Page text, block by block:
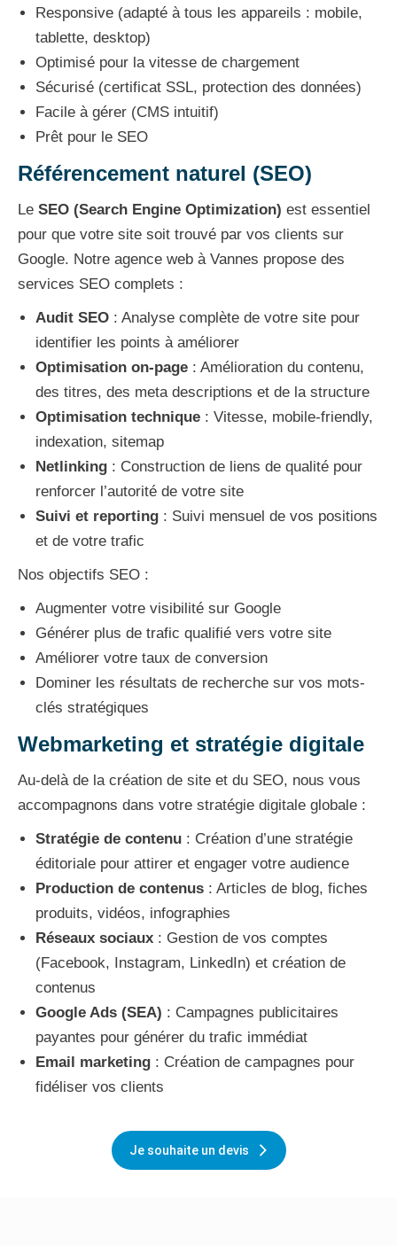
Responsive (adapté à tous les appareils : mobile,
tablette, desktop)
Optimisé pour la vitesse de chargement
Sécurisé (certificat SSL, protection des données)
Facile à gérer (CMS intuitif)
Prêt pour le SEO
Référencement naturel (SEO)
Le SEO (Search Engine Optimization) est essentiel
pour que votre site soit trouvé par vos clients sur
Google. Notre agence web à Vannes propose des
services SEO complets :
Audit SEO : Analyse complète de votre site pour
identifier les points à améliorer
Optimisation on-page : Amélioration du contenu,
des titres, des meta descriptions et de la structure
Optimisation technique : Vitesse, mobile-friendly,
indexation, sitemap
Netlinking : Construction de liens de qualité pour
renforcer l’autorité de votre site
Suivi et reporting : Suivi mensuel de vos positions
et de votre trafic
Nos objectifs SEO :
Augmenter votre visibilité sur Google
Générer plus de trafic qualifié vers votre site
Améliorer votre taux de conversion
Dominer les résultats de recherche sur vos mots-
clés stratégiques
Webmarketing et stratégie digitale
Au-delà de la création de site et du SEO, nous vous
accompagnons dans votre stratégie digitale globale :
Stratégie de contenu : Création d’une stratégie
éditoriale pour attirer et engager votre audience
Production de contenus : Articles de blog, fiches
produits, vidéos, infographies
Réseaux sociaux : Gestion de vos comptes
(Facebook, Instagram, LinkedIn) et création de
contenus
Google Ads (SEA) : Campagnes publicitaires
payantes pour générer du trafic immédiat
Email marketing : Création de campagnes pour
fidéliser vos clients
Je souhaite un devis